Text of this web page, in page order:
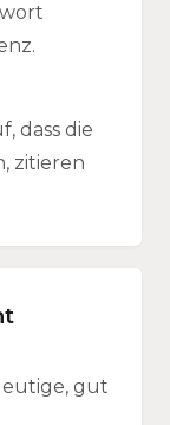
dass die
zitieren
gut